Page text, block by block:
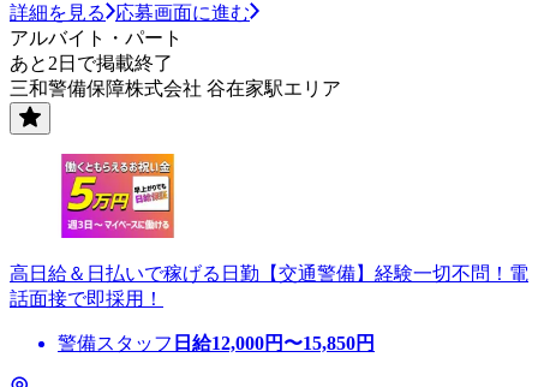
詳細を見る
応募画面に進む
アルバイト・パート
あと2日で掲載終了
三和警備保障株式会社 谷在家駅エリア
高日給＆日払いで稼げる日勤【交通警備】経験一切不問！電
話面接で即採用！
警備スタッフ 日給12,000円〜15,850円